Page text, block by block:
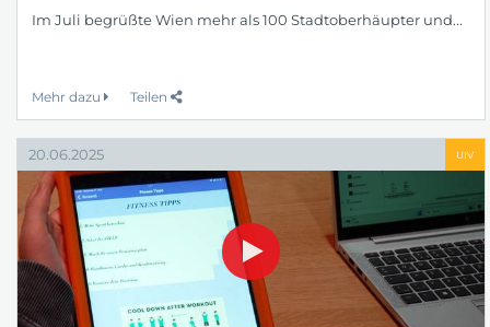
Im Juli begrüßte Wien mehr als 100 Stadtoberhäupter und...
Mehr dazu Teilen
20.06.2025 UIV